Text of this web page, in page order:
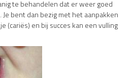
te behandelen dat er weer goed
bent dan bezig met het aanpakken
(cariës) en bij succes kan een vulling